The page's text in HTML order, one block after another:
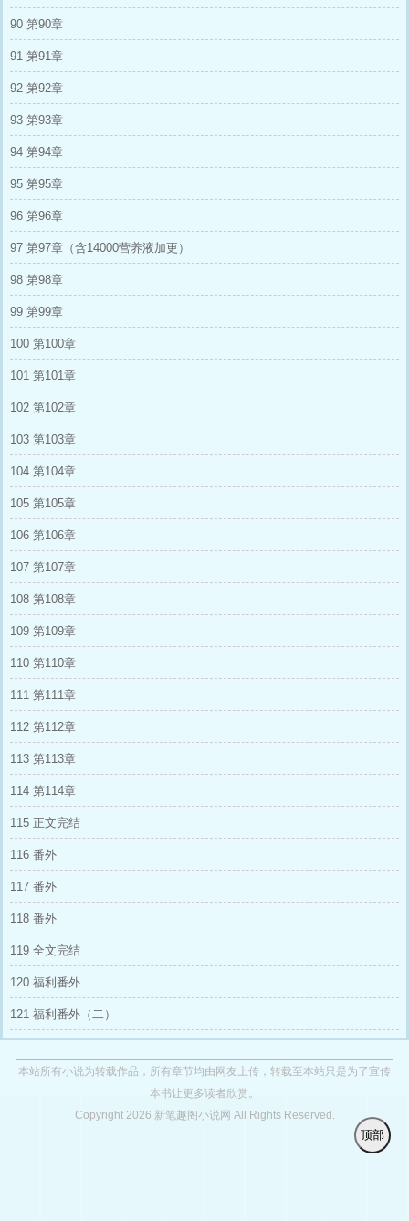
90 第90章
91 第91章
92 第92章
93 第93章
94 第94章
95 第95章
96 第96章
97 第97章（含14000营养液加更）
98 第98章
99 第99章
100 第100章
101 第101章
102 第102章
103 第103章
104 第104章
105 第105章
106 第106章
107 第107章
108 第108章
109 第109章
110 第110章
111 第111章
112 第112章
113 第113章
114 第114章
115 正文完结
116 番外
117 番外
118 番外
119 全文完结
120 福利番外
121 福利番外（二）
顶部
本站所有小说为转载作品，所有章节均由网友上传，转载至本站只是为了宣传
本书让更多读者欣赏。
Copyright 2026 新笔趣阁小说网 All Rights Reserved.